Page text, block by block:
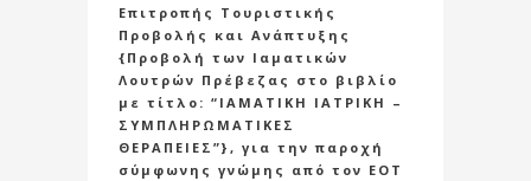
Επιτροπής Τουριστικής
Προβολής και Ανάπτυξης
{Προβολή των Ιαματικών
Λουτρών Πρέβεζας στο βιβλίο
με τίτλο: “ΙΑΜΑΤΙΚΗ ΙΑΤΡΙΚΗ –
ΣΥΜΠΛΗΡΩΜΑΤΙΚΕΣ
ΘΕΡΑΠΕΙΕΣ”}, για την παροχή
σύμφωνης γνώμης από τον ΕΟΤ